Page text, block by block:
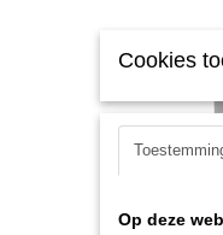
aan…
Cookies
Op deze